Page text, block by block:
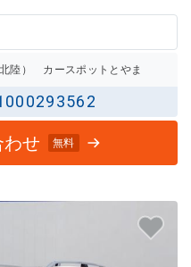
点
価
3点の
陸） カースポットとやま
せ 無料